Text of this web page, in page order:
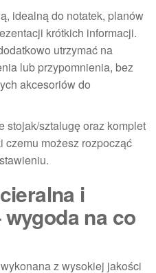
idealną do notatek, planów
krótkich informacji.
utrzymać na
lub przypomnienia, bez
akcesoriów do
stojak/sztalugę oraz komplet
czemu możesz rozpocząć
i
na co
z wysokiej jakości